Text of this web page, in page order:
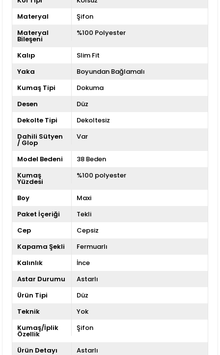
Materyal
Şifon
Materyal
Bileşeni
%100 Polyester
Kalıp
Slim Fit
Yaka
Boyundan Bağlamalı
Kumaş Tipi
Dokuma
Desen
Düz
Dekolte Tipi
Dekoltesiz
Dahili Sütyen
/ Glop
Var
Model Bedeni
38 Beden
Kumaş
Yüzdesi
%100 polyester
Boy
Maxi
Paket İçeriği
Tekli
Cep
Cepsiz
Kapama Şekli
Fermuarlı
Kalınlık
İnce
Astar Durumu
Astarlı
Ürün Tipi
Düz
Teknik
Yok
Kumaş/İplik
Özellik
Şifon
Ürün Detayı
Astarlı